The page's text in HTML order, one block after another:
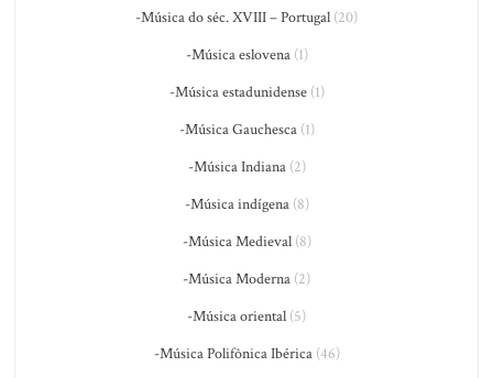
-Música do séc. XVIII – Portugal (20)
-Música eslovena(1)
-Música estadunidense(1)
-Música Gauchesca(1)
-Música Indiana(2)
-Música indígena(8)
-Música Medieval(8)
-Música Moderna (2)
-Música oriental (5)
-Música Polifônica Ibérica(46)